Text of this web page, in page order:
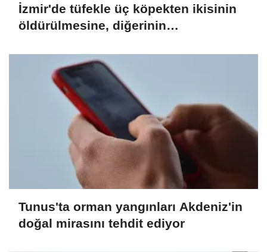
İzmir'de tüfekle üç köpekten ikisinin
öldürülmesine, diğerinin
yakalandı
Tunus'ta orman yangınları Akdeniz'in
doğal mirasını tehdit ediyor